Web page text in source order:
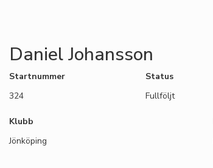
Daniel Johansson
Startnummer
324
Status
Fullföljt
Klubb
Jönköping